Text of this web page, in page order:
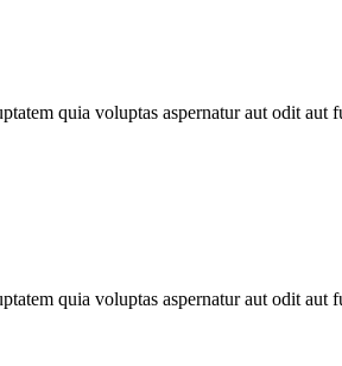
quia voluptas aspernatur aut odit
quia voluptas aspernatur aut odit